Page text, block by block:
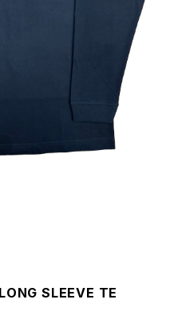
SLEEVE TE